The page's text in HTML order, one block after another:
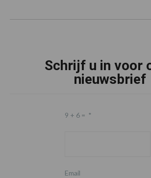
Schrijf u in voor
nieuwsbrief
9 + 6 = *
Email